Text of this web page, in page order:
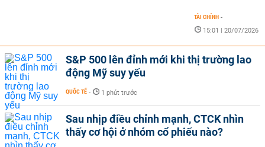
TÀI CHÍNH -
15:01 | 20/07/2026
S&P 500 lên đỉnh mới khi thị trường lao
động Mỹ suy yếu
QUỐC TẾ - 1 phút trước
Sau nhịp điều chỉnh mạnh, CTCK nhìn
thấy cơ hội ở nhóm cổ phiếu nào?